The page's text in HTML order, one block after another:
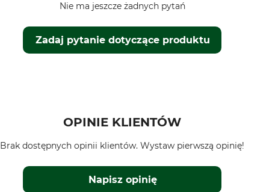
Zadaj pytanie dotyczące produktu
Nie ma jeszcze żadnych pytań
OPINIE KLIENTÓW
Brak dostępnych opinii klientów. Wystaw pierwszą opinię!
Napisz opinię